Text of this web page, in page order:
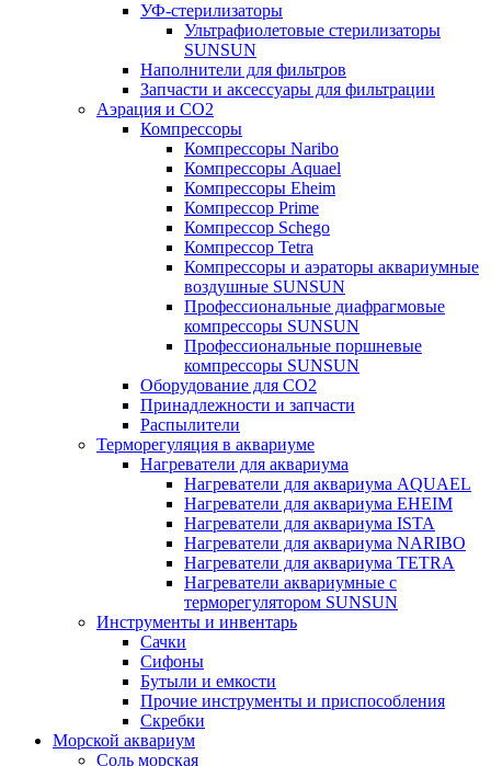
УФ-стерилизаторы
Ультрафиолетовые стерилизаторы
SUNSUN
Наполнители для фильтров
Запчасти и аксессуары для фильтрации
Аэрация и CO2
Компрессоры
Компрессоры Naribo
Компрессоры Aquael
Компрессоры Eheim
Компрессор Prime
Компрессор Schego
Компрессор Tetra
Компрессоры и аэраторы аквариумные
воздушные SUNSUN
Профессиональные диафрагмовые
компрессоры SUNSUN
Профессиональные поршневые
компрессоры SUNSUN
Оборудование для CO2
Принадлежности и запчасти
Распылители
Терморегуляция в аквариуме
Нагреватели для аквариума
Нагреватели для аквариума AQUAEL
Нагреватели для аквариума EHEIM
Нагреватели для аквариума ISTA
Нагреватели для аквариума NARIBO
Нагреватели для аквариума TETRA
Нагреватели аквариумные с
терморегулятором SUNSUN
Инструменты и инвентарь
Сачки
Сифоны
Бутыли и емкости
Прочие инструменты и приспособления
Скребки
Морской аквариум
Соль морская